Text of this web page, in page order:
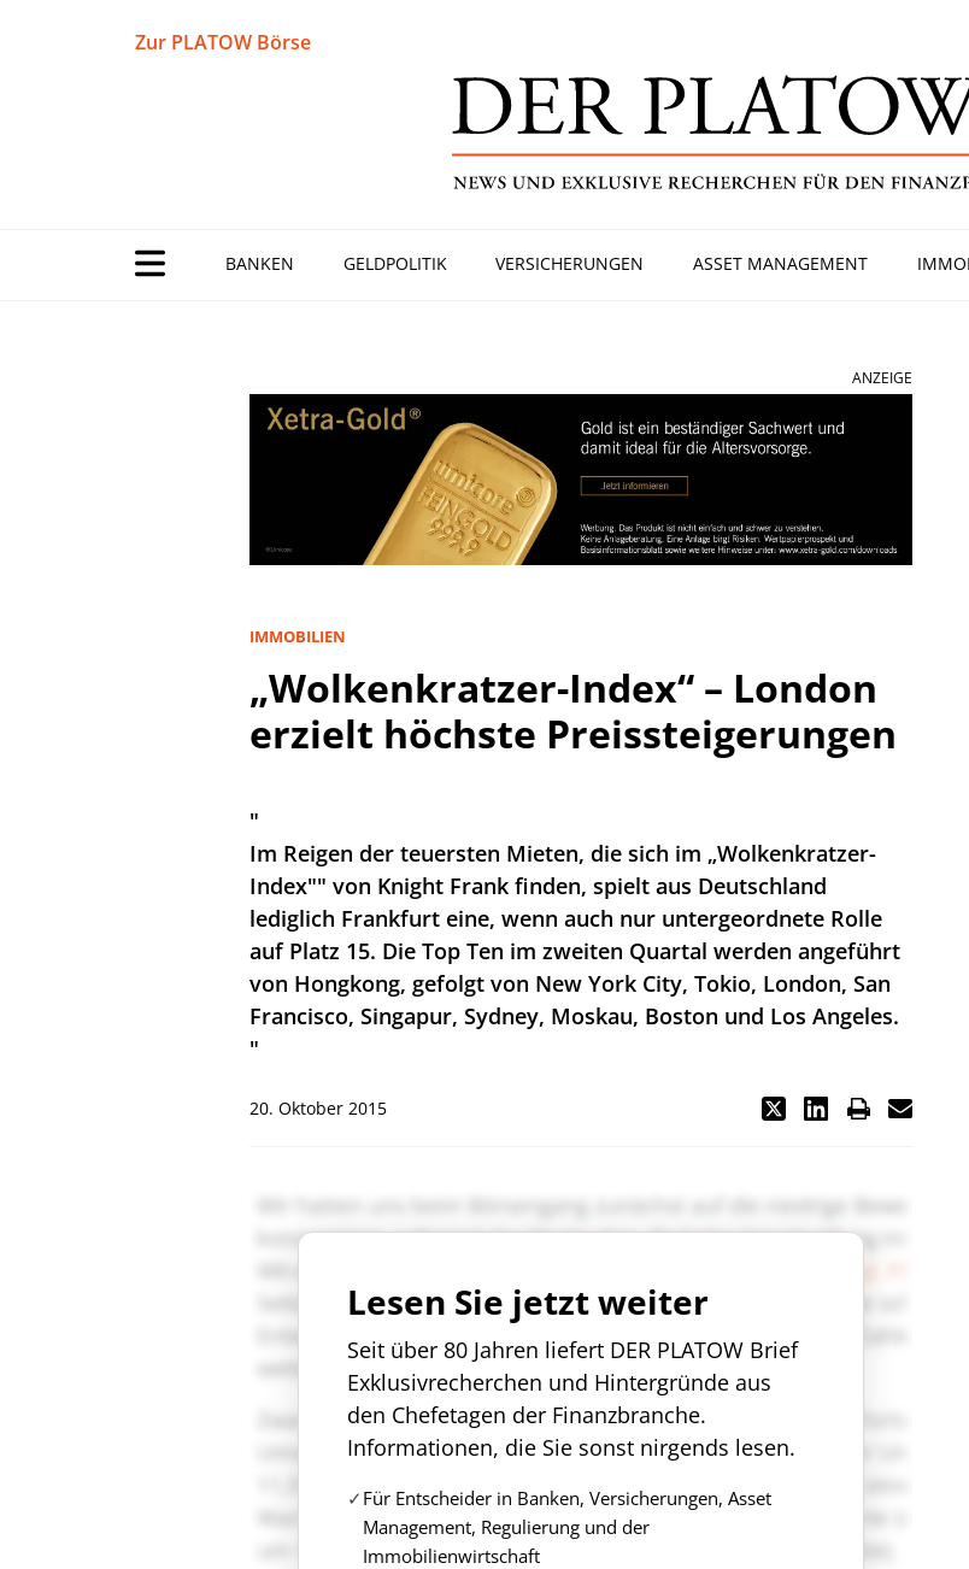
Zur PLATOW Börse
BANKEN GELDPOLITIK VERSICHERUNGEN ASSET MANAGEMENT
ANZEIGE
IMMOBILIEN
„Wolkenkratzer-Index“ – London
erzielt höchste Preissteigerungen
"
Im Reigen der teuersten Mieten, die sich im „Wolkenkratzer-
Index"" von Knight Frank finden, spielt aus Deutschland
lediglich Frankfurt eine, wenn auch nur untergeordnete Rolle
auf Platz 15. Die Top Ten im zweiten Quartal werden angeführt
von Hongkong, gefolgt von New York City, Tokio, London, San
Francisco, Singapur, Sydney, Moskau, Boston und Los Angeles.
"
20. Oktober 2015
Lesen Sie jetzt weiter
Seit über 80 Jahren liefert DER PLATOW Brief
Exklusivrecherchen und Hintergründe aus
den Chefetagen der Finanzbranche.
Informationen, die Sie sonst nirgends lesen.
Für Entscheider in Banken, Versicherungen, Asset
Management, Regulierung und der
Immobilienwirtschaft